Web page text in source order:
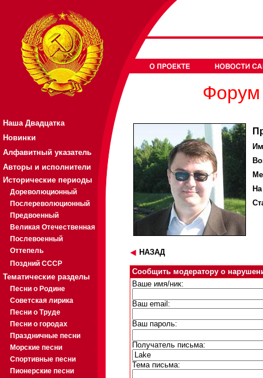
Наша Двадцатка
Новинки
Алфавитный указатель
Авторы и исполнители
Исторические периоды
Дореволюционный
Послереволюционный
Предвоенный
Великая Отечественная
Послевоенный
Оттепель
Поздний СССР
Тематические разделы
Песни о Родине
Советская лирика
Песни о Труде
Песни о городах
Праздничные песни
Морские песни
Спортивные песни
Пионерские песни
Форум
НАЗАД
Сообщить модератору о
Ваше имя/ник:
Ваш email:
Ваш пароль:
Получатель письма:
Тема письма: